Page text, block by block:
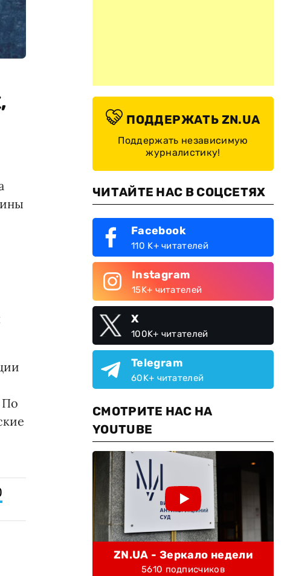
По
ПОДДЕРЖАТЬ ZN.UA
Поддержать независимую
журналистику!
ЧИТАЙТЕ НАС В СОЦСЕТЯХ
Facebook
110 K+ читателей
Instagram
15K+ читателей
X
100K+ читателей
Telegram
60K+ читателей
СМОТРИТЕ НАС НА
YOUTUBE
ZN.UA - Зеркало недели
5610 подписчиков